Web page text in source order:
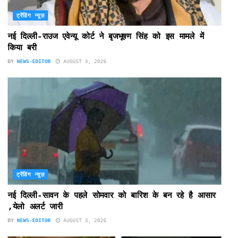
ट्रेंडिंग न्यूज़
नई दिल्ली-राउज एवेन्यू कोर्ट ने बृजभूषण सिंह को इस मामले में
किया बरी
BY NEWS-EDITOR AUGUST 3, 2026
ट्रेंडिंग न्यूज़
नई दिल्ली-सावन के पहले सोमवार को बारिश के बन रहे है आसार
,येलो अलर्ट जारी
BY NEWS-EDITOR AUGUST 3, 2026